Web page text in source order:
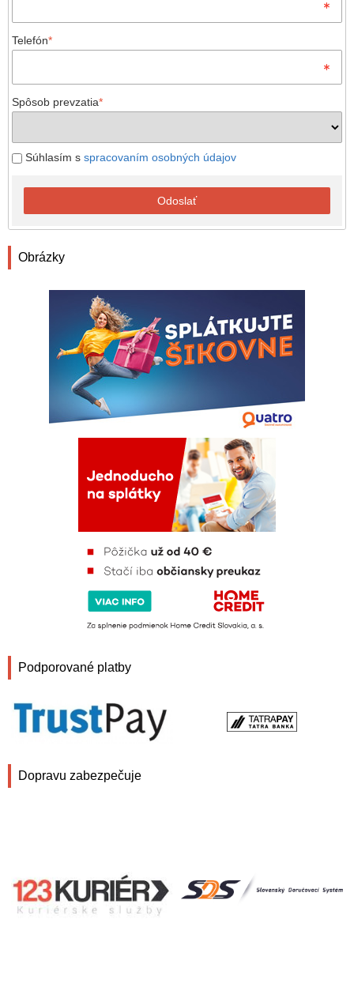
Telefón*
Spôsob prevzatia*
Súhlasím s spracovaním osobných údajov
Odoslať
Obrázky
Podporované platby
Dopravu zabezpečuje